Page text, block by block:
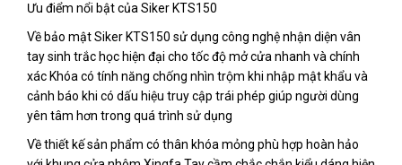
Ưu điểm nổi bật của Siker KTS150
Về bảo mật Siker KTS150 sử dụng công nghệ nhận diện vân
tay sinh trắc học hiện đại cho tốc độ mở cửa nhanh và chính
xác Khóa có tính năng chống nhìn trộm khi nhập mật khẩu và
cảnh báo khi có dấu hiệu truy cập trái phép giúp người dùng
yên tâm hơn trong quá trình sử dụng
Về thiết kế sản phẩm có thân khóa mỏng phù hợp hoàn hảo